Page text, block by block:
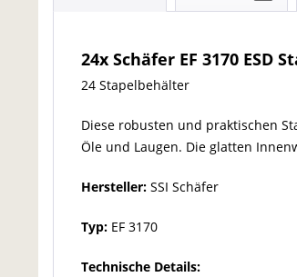
24x Schäfer EF 3170
24 Stapelbehälter
Diese robusten und praktischen
Öle und Laugen. Die glatten
Hersteller: SSI Schäfer
Typ: EF 3170
Technische Details: